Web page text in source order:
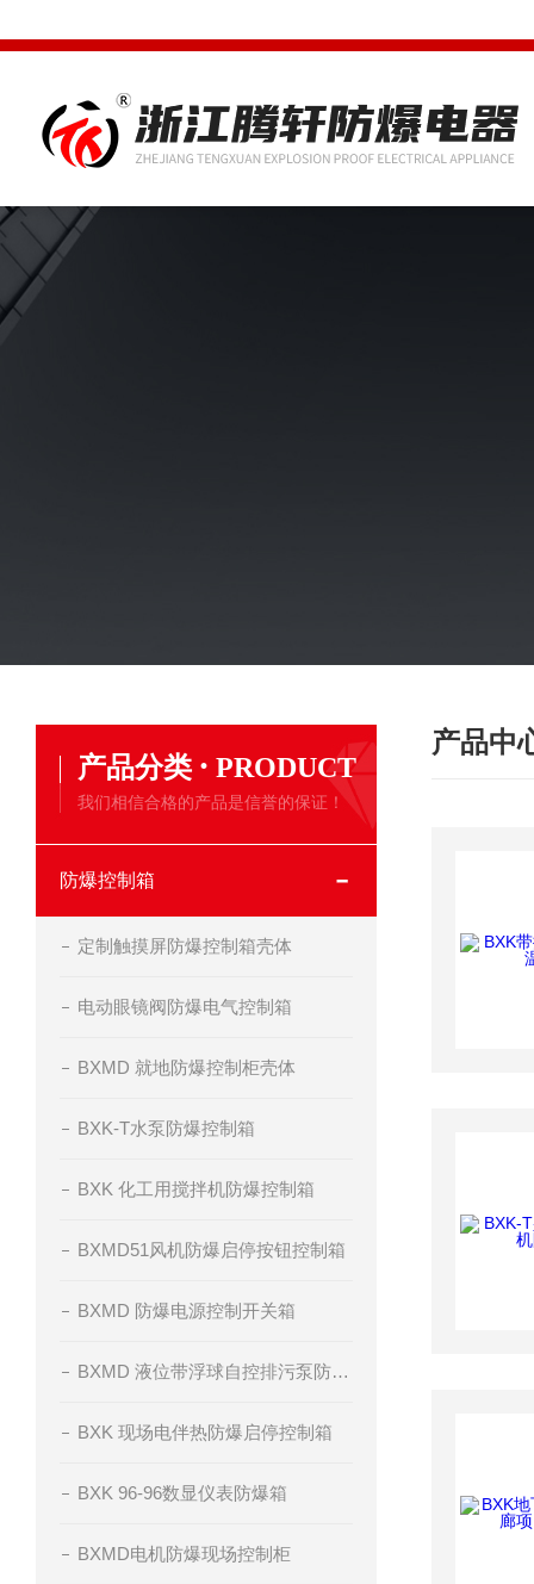
产品分类 · PRODUCT
我们相信合格的产品是信誉的保证！
防爆控制箱
定制触摸屏防爆控制箱壳体
电动眼镜阀防爆电气控制箱
BXMD 就地防爆控制柜壳体
BXK-T水泵防爆控制箱
BXK 化工用搅拌机防爆控制箱
BXMD51风机防爆启停按钮控制箱
BXMD 防爆电源控制开关箱
BXMD 液位带浮球自控排污泵防爆控制箱
BXK 现场电伴热防爆启停控制箱
BXK 96-96数显仪表防爆箱
BXMD电机防爆现场控制柜
产品中